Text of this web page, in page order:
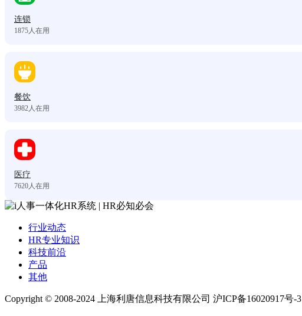
连锁
1875人在用
餐饮
3982人在用
医疗
7620人在用
行业动态
HR专业知识
科技前沿
产品
其他
Copyright © 2008-2024 上海利唐信息科技有限公司 沪ICP备16020917号-3